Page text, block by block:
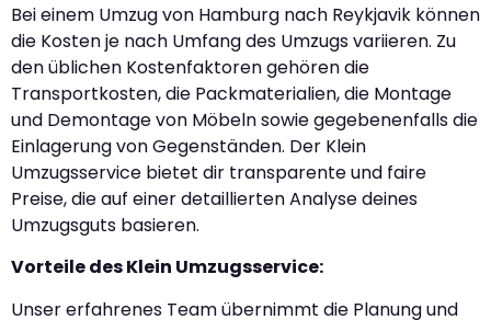
Bei einem Umzug von Hamburg nach Reykjavik können
die Kosten je nach Umfang des Umzugs variieren. Zu
den üblichen Kostenfaktoren gehören die
Transportkosten, die Packmaterialien, die Montage
und Demontage von Möbeln sowie gegebenenfalls die
Einlagerung von Gegenständen. Der Klein
Umzugsservice bietet dir transparente und faire
Preise, die auf einer detaillierten Analyse deines
Umzugsguts basieren.
Vorteile des Klein Umzugsservice:
Unser erfahrenes Team übernimmt die Planung und